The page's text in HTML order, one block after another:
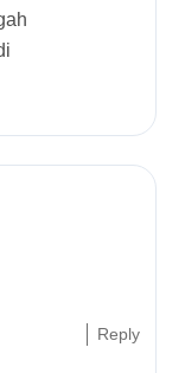
Reply